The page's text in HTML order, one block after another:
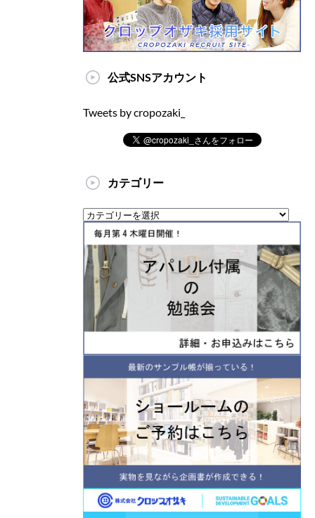
公式SNSアカウント
Tweets by cropozaki_
カテゴリー